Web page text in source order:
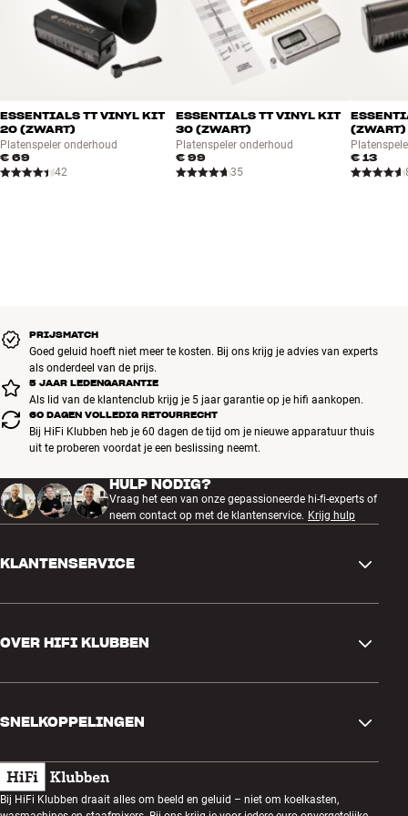
ESSENTIALS TT VINYL KIT
20 (ZWART)
Platenspeler onderhoud
€ 69
42
ESSENTIALS TT VINYL KIT
30 (ZWART)
Platenspeler onderhoud
€ 99
35
(ZWART)
€ 13
PRIJSMATCH
Goed geluid hoeft niet meer te kosten. Bij ons krijg je advies van experts
als onderdeel van de prijs.
5 JAAR LEDENGARANTIE
Als lid van de klantenclub krijg je 5 jaar garantie op je hifi aankopen.
60 DAGEN VOLLEDIG RETOURRECHT
Bij HiFi Klubben heb je 60 dagen de tijd om je nieuwe apparatuur thuis
uit te proberen voordat je een beslissing neemt.
HULP NODIG?
Vraag het een van onze gepassioneerde hi-fi-experts of
neem contact op met de klantenservice. Krijg hulp
KLANTENSERVICE
Ruilen en retourneren
Bestelling herroepen
Algemene voorwaarden
OVER HIFI KLUBBEN
Klantenclub
Luisteravond
SNELKOPPELINGEN
Cadeaubonnen
Bouwen met geluid
Bij HiFi Klubben draait alles om beeld en geluid – niet om koelkasten,